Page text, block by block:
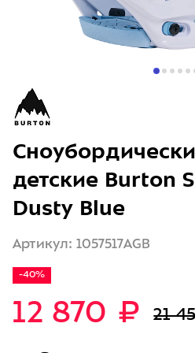
детские Burton
Dusty Blue
Артикул: 1057517AGB
-40%
12 870 ₽ 21